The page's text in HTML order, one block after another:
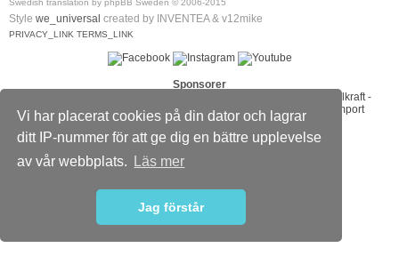
Vi har placerat cookies på din dator och lagrar
ditt IP-nummer för att ge dig en bättre upplevelse
av vår webbplats.
Läs mer
Jag förstår
Swedish translation by phpBB Sweden © 2006-2015
Style we_universal created by INVENTEA & v12mike
PRIVACY_LINK TERMS_LINK
Sponsorer
Dieselkraft -
Johanssons Bilservice Skövde
-Ljusakuten Umeå Offraod & Import